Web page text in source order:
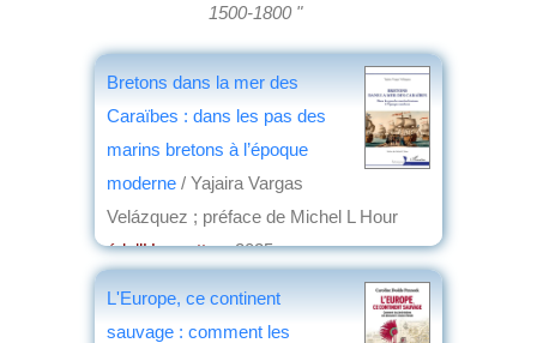
1500-1800 "
Bretons dans la mer des
Caraïbes : dans les pas des
marins bretons à l’époque
moderne / Yajaira Vargas
Velázquez ; préface de Michel L Hour
éd. l’Harmattan, 2025
L'Europe, ce continent
sauvage : comment les